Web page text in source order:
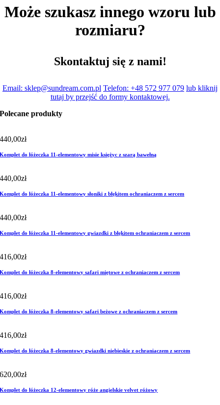
Może szukasz innego wzoru lub
rozmiaru?
Skontaktuj się z nami!
Email: sklep@sundream.com.pl Telefon: +48 572 977 079 lub kliknij
tutaj by przejść do formy kontaktowej.
Polecane produkty
440,00zł
Komplet do łóżeczka 11-elementowy misie księżyc z szarą bawełną
440,00zł
Komplet do łóżeczka 11-elementowy słoniki z błękitem ochraniaczem z sercem
440,00zł
Komplet do łóżeczka 11-elementowy gwiazdki z błękitem ochraniaczem z sercem
416,00zł
Komplet do łóżeczka 8-elementowy safari miętowe z ochraniaczem z sercem
416,00zł
Komplet do łóżeczka 8-elementowy safari beżowe z ochraniaczem z sercem
416,00zł
Komplet do łóżeczka 8-elementowy gwiazdki niebieskie z ochraniaczem z sercem
620,00zł
Komplet do łóżeczka 12-elementowy róże angielskie velvet różowy